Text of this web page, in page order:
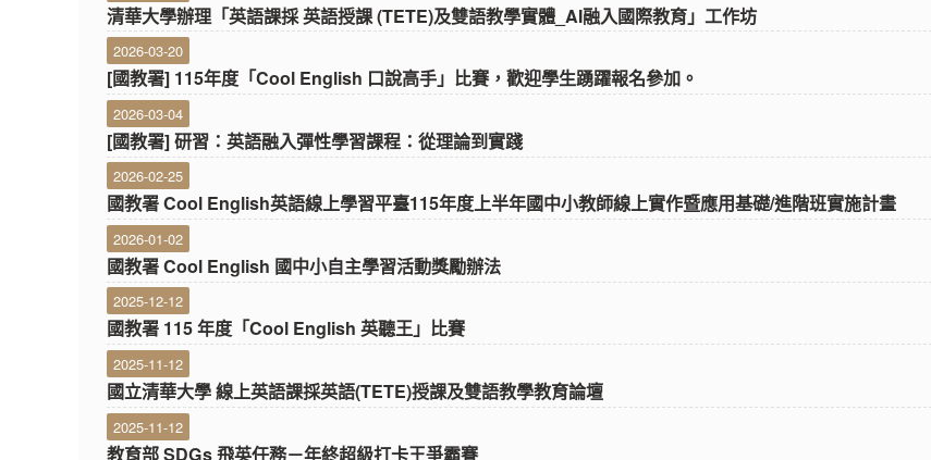
清華大學辦理「英語課採 英語授課 (TETE)及雙語教學實體_AI融入國際教育」工作坊
2026-03-20
[國教署] 115年度「Cool English 口說高手」比賽，歡迎學生踴躍報名參加。
2026-03-04
[國教署] 研習：英語融入彈性學習課程：從理論到實踐
2026-02-25
國教署 Cool English英語線上學習平臺115年度上半年國中小教師線上實作暨應用基礎/進階班實施計畫
2026-01-02
國教署 Cool English 國中小自主學習活動獎勵辦法
2025-12-12
國教署 115 年度「Cool English 英聽王」比賽
2025-11-12
國立清華大學 線上英語課採英語(TETE)授課及雙語教學教育論壇
2025-11-12
教育部 SDGs 飛英任務－年終超級打卡王爭霸賽